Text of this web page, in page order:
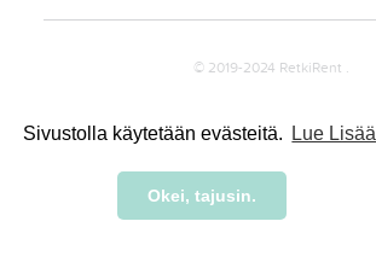
Sivustolla käytetään evästeitä. Lue Lisää
Okei, tajusin.
© 2019-2024 RetkiRent .